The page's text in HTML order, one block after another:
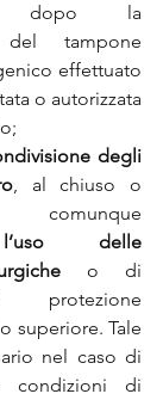
dopo la
del tampone
effettuato
o autorizzata
degli
, al chiuso o
delle
o di
superiore. Tale
nel caso di
condizioni di